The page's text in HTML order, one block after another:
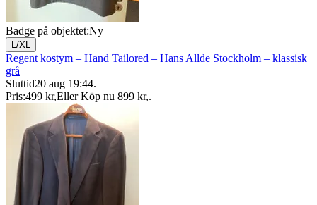
Badge på objektet:Ny
L/XL
Regent kostym – Hand Tailored – Hans Allde Stockholm – klassisk
grå
Sluttid20 aug 19:44.
Pris:499 kr,Eller Köp nu 899 kr,.